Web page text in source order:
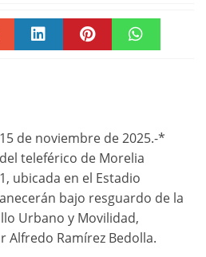
de noviembre de 2025.-*
teleférico de Morelia
ubicada en el Estadio
bajo resguardo de la
Urbano y Movilidad,
Ramírez Bedolla.